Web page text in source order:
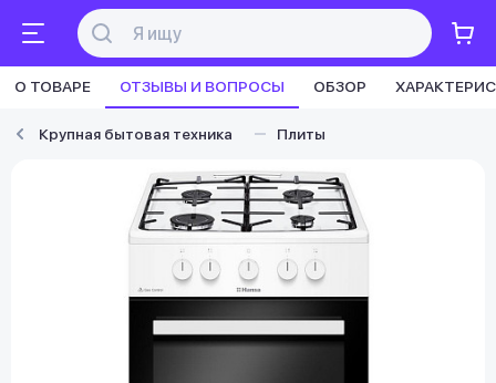
О ТОВАРЕ ОТЗЫВЫ И ВОПРОСЫ ОБЗОР
Крупная бытовая техника Плиты